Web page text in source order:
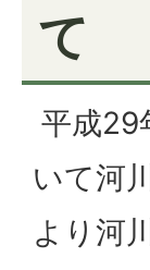
て
平成29
いて河
より河